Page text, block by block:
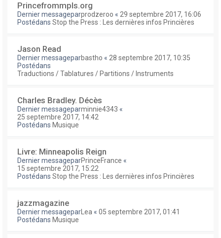
Princefrommpls.org
Dernier messageparprodzeroo « 29 septembre 2017, 16:06
Postédans Stop the Press : Les dernières infos Princières
Jason Read
Dernier messageparbastho « 28 septembre 2017, 10:35
Postédans
Traductions / Tablatures / Partitions / Instruments
Charles Bradley. Décès
Dernier messageparminnie4343 «
25 septembre 2017, 14:42
Postédans Musique
Livre: Minneapolis Reign
Dernier messageparPrinceFrance «
15 septembre 2017, 15:22
Postédans Stop the Press : Les dernières infos Princières
jazzmagazine
Dernier messagepar Lea « 05 septembre 2017, 01:41
Postédans Musique